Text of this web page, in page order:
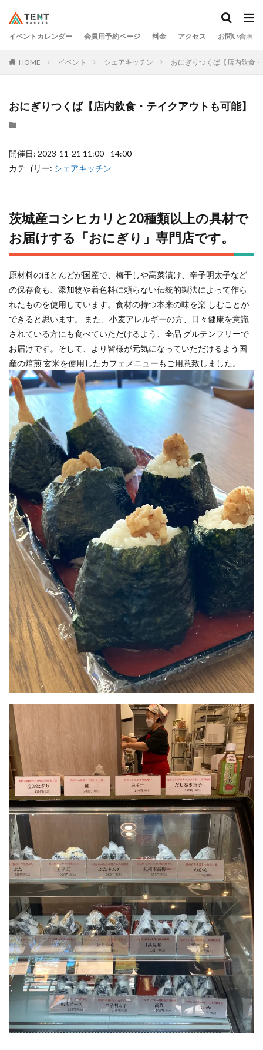
イベントカレンダー 会員用予約ページ 料金 アクセス お問い合わせ
HOME イベント シェアキッチン おにぎりつくば【店内飲食
おにぎりつくば【店内飲食・テイクアウトも可能】
開催日: 2023-11-21 11:00 - 14:00
カテゴリー: シェアキッチン
茨城産コシヒカリと20種類以上の具材で
お届けする「おにぎり」専⾨店です。
原材料のほとんどが国産で、梅⼲しや⾼菜漬け、⾟⼦明太⼦など
の保存⾷も、添加物や着⾊料に頼らない伝統的製法によって作ら
れたものを使⽤しています。⾷材の持つ本来の味を楽 しむことが
できると思います。 また、⼩⻨アレルギーの⽅、⽇々健康を意識
されている⽅にも⾷べていただけるよう、全品 グルテンフリーで
お届けです。そして、より皆様が元気になっていただけるよう国
産の焙煎 ⽞⽶を使⽤したカフェメニューもご⽤意致しました。